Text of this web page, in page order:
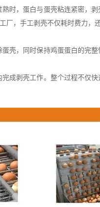
，蛋白与蛋壳粘连紧密，剥
，手工剥壳不仅耗时费力，
，同时保持鸡蛋蛋白的完
剥壳工作。整个过程不仅